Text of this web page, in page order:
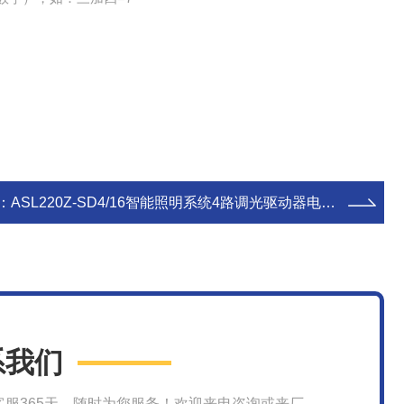
ASL220Z-SD4/16智能照明系统4路调光驱动器电能检测
们